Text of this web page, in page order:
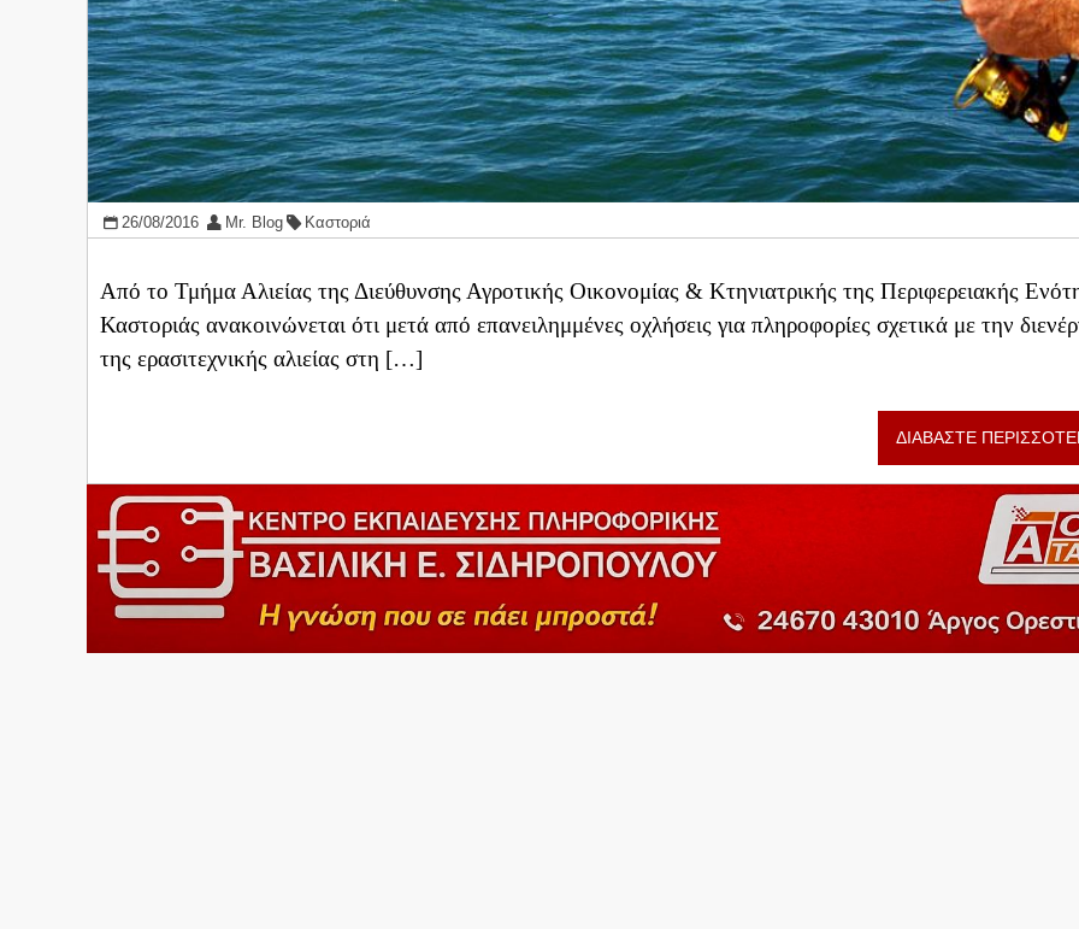
26/08/2016 Mr. Blog Καστοριά
Από το Τμήμα Αλιείας της Διεύθυνσης Αγροτικής Οικονομίας & Κτηνιατρικής της Περιφερειακής
Καστοριάς ανακοινώνεται ότι μετά από επανειλημμένες οχλήσεις για πληροφορίες σχετικά με την
της ερασιτεχνικής αλιείας στη […]
ΔΙΑΒΑΣΤΕ